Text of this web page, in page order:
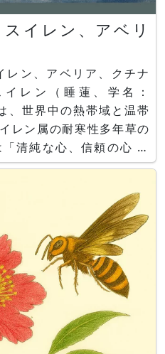
イレン、アベリ
ン、アベリア、クチナ
世界中の熱帯域と温帯
レン属の耐寒性多年草の
清純な心、信頼の心 信
、中国（園芸種）原産
ウツギ属の常緑低木で